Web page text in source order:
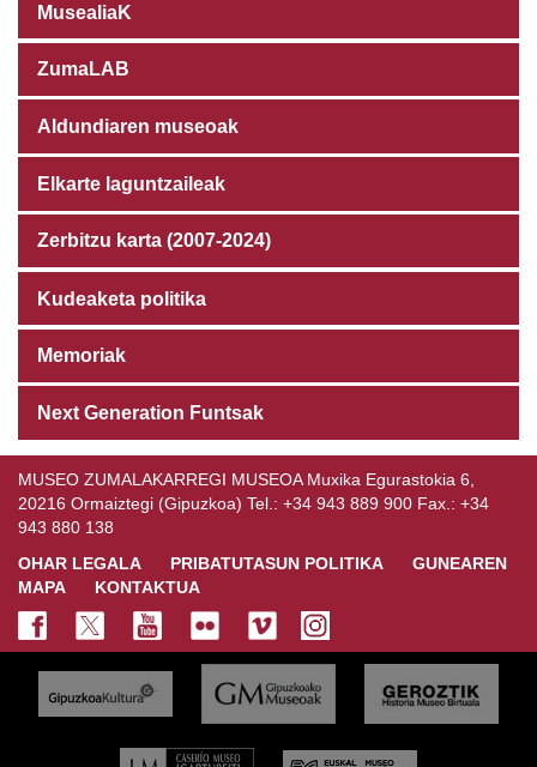
MusealiaK
ZumaLAB
Aldundiaren museoak
Elkarte laguntzaileak
Zerbitzu karta (2007-2024)
Kudeaketa politika
Memoriak
Next Generation Funtsak
MUSEO ZUMALAKARREGI MUSEOA Muxika Egurastokia 6,
20216 Ormaiztegi (Gipuzkoa) Tel.: +34 943 889 900 Fax.: +34
943 880 138
OHAR LEGALA
PRIBATUTASUN POLITIKA
GUNEAREN
MAPA
KONTAKTUA